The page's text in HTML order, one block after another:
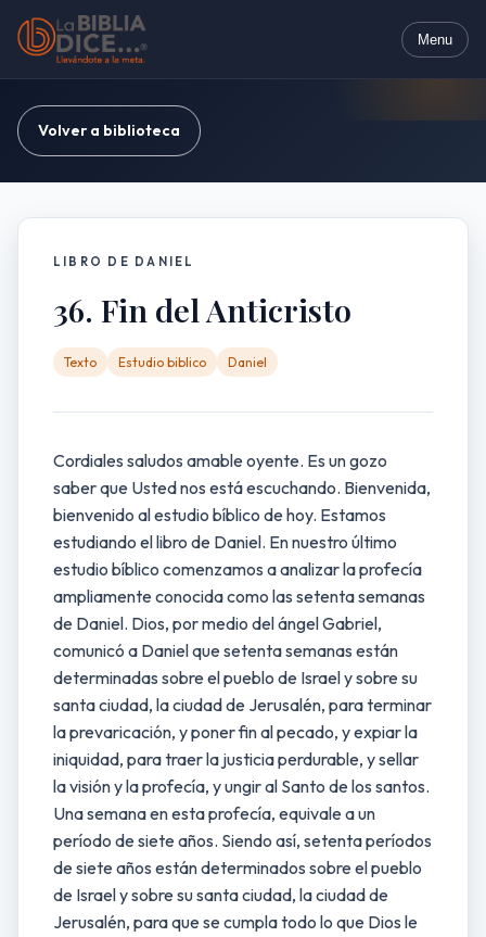
Menu
Volver a biblioteca
LIBRO DE DANIEL
36. Fin del Anticristo
Texto Estudio biblico Daniel
Cordiales saludos amable oyente. Es un gozo
saber que Usted nos está escuchando. Bienvenida,
bienvenido al estudio bíblico de hoy. Estamos
estudiando el libro de Daniel. En nuestro último
estudio bíblico comenzamos a analizar la profecía
ampliamente conocida como las setenta semanas
de Daniel. Dios, por medio del ángel Gabriel,
comunicó a Daniel que setenta semanas están
determinadas sobre el pueblo de Israel y sobre su
santa ciudad, la ciudad de Jerusalén, para terminar
la prevaricación, y poner fin al pecado, y expiar la
iniquidad, para traer la justicia perdurable, y sellar
la visión y la profecía, y ungir al Santo de los santos.
Una semana en esta profecía, equivale a un
período de siete años. Siendo así, setenta períodos
de siete años están determinados sobre el pueblo
de Israel y sobre su santa ciudad, la ciudad de
Jerusalén, para que se cumpla todo lo que Dios le